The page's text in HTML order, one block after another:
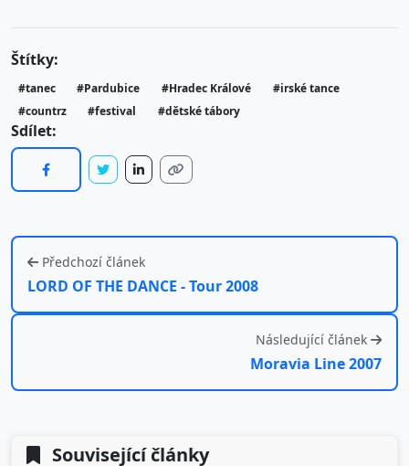
Štítky:
#tanec #Pardubice #Hradec Králové
#irské tance
#countrz
#festival #dětské tábory
Sdílet:
Předchozí článek
LORD OF THE DANCE - Tour 2008
Následující článek
Moravia Line 2007
Související články